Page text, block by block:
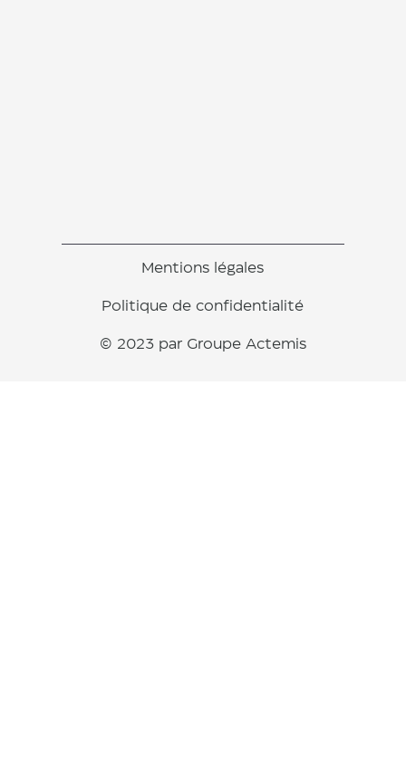
© 2023 par Groupe Actemis
Politique de confidentialité
Mentions légales